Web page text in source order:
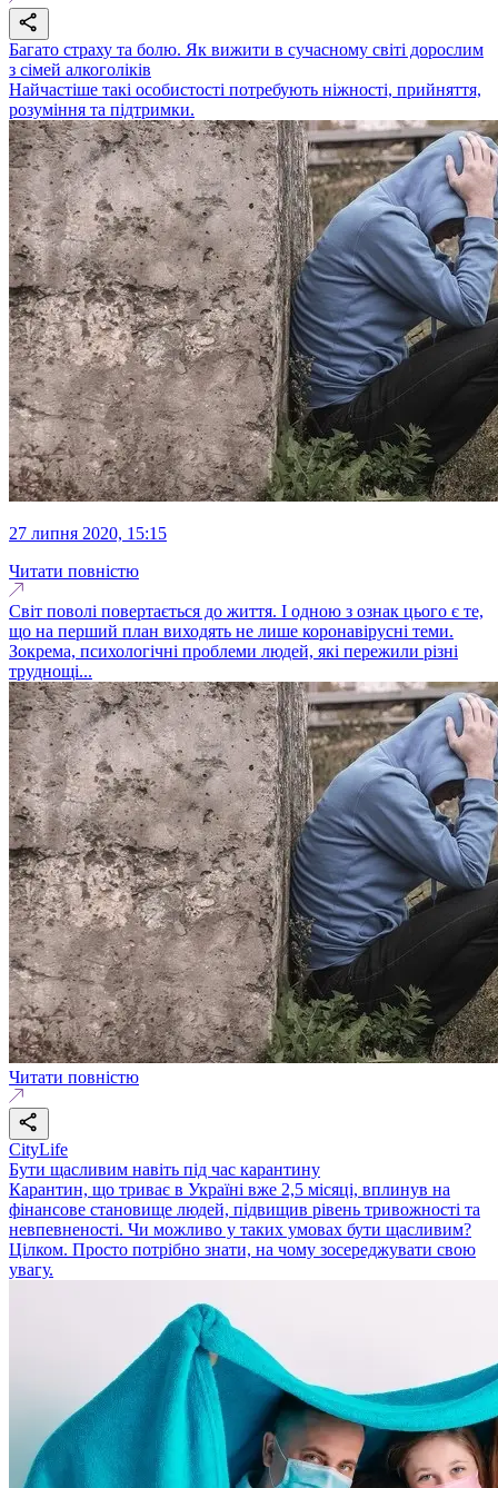
Багато страху та болю. Як вижити в сучасному світі дорослим
з сімей алкоголіків
Найчастіше такі особистості потребують ніжності, прийняття,
розуміння та підтримки.
27 липня 2020, 15:15
Читати повністю
Світ поволі повертається до життя. І одною з ознак цього є те,
що на перший план виходять не лише коронавірусні теми.
Зокрема, психологічні проблеми людей, які пережили різні
труднощі...
Читати повністю
CityLife
Бути щасливим навіть під час карантину
Карантин, що триває в Україні вже 2,5 місяці, вплинув на
фінансове становище людей, підвищив рівень тривожності та
невпевненості. Чи можливо у таких умовах бути щасливим?
Цілком. Просто потрібно знати, на чому зосереджувати свою
увагу.